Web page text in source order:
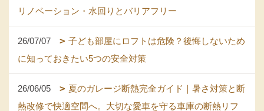
リノベーション・水回りとバリアフリー
26/07/07
子ども部屋にロフトは危険？後悔しないため
に知っておきたい5つの安全対策
26/06/05
夏のガレージ断熱完全ガイド｜暑さ対策と断
熱改修で快適空間へ。大切な愛車を守る車庫の断熱リフ